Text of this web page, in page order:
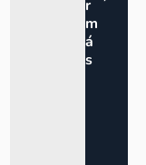
r
m
á
s